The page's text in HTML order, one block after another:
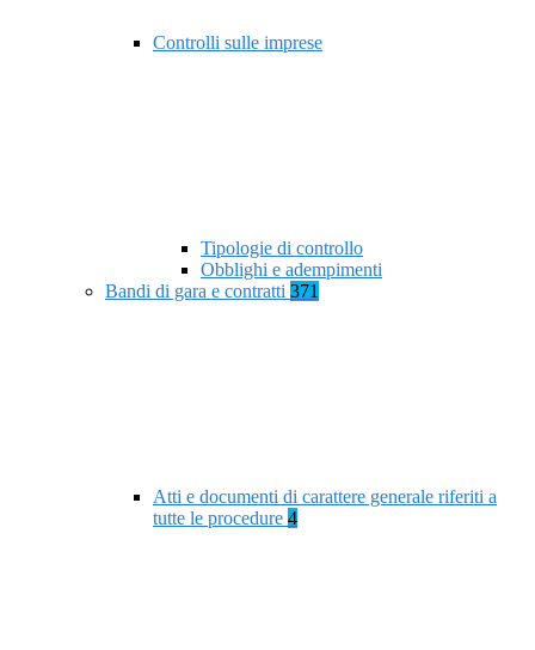
Controlli sulle imprese
Tipologie di controllo
Obblighi e adempimenti
Bandi di gara e contratti 371
Atti e documenti di carattere generale riferiti a
tutte le procedure 4